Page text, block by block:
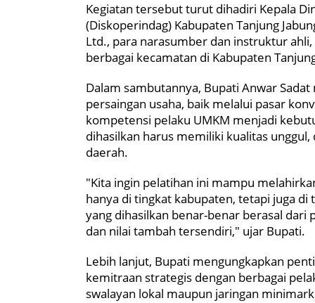
Kegiatan tersebut turut dihadiri Kepala
(Diskoperindag) Kabupaten Tanjung
Ltd., para narasumber dan instruktur
berbagai kecamatan di Kabupaten
Dalam sambutannya, Bupati Anwar
persaingan usaha, baik melalui pasar
kompetensi pelaku UMKM menjadi
dihasilkan harus memiliki kualitas
daerah.
"Kita ingin pelatihan ini mampu
hanya di tingkat kabupaten, tetapi juga
yang dihasilkan benar-benar berasal
dan nilai tambah tersendiri," ujar Bupati.
Lebih lanjut, Bupati mengungkapkan
kemitraan strategis dengan berbagai
swalayan lokal maupun jaringan